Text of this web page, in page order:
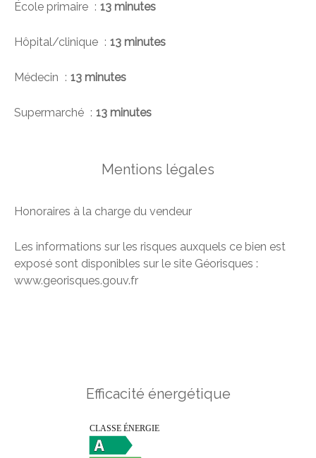
École primaire 13 minutes
Hôpital/clinique 13 minutes
Médecin 13 minutes
Supermarché 13 minutes
Mentions légales
Honoraires à la charge du vendeur
Les informations sur les risques auxquels ce bien est
exposé sont disponibles sur le site Géorisques :
www.georisques.gouv.fr
Efficacité énergétique